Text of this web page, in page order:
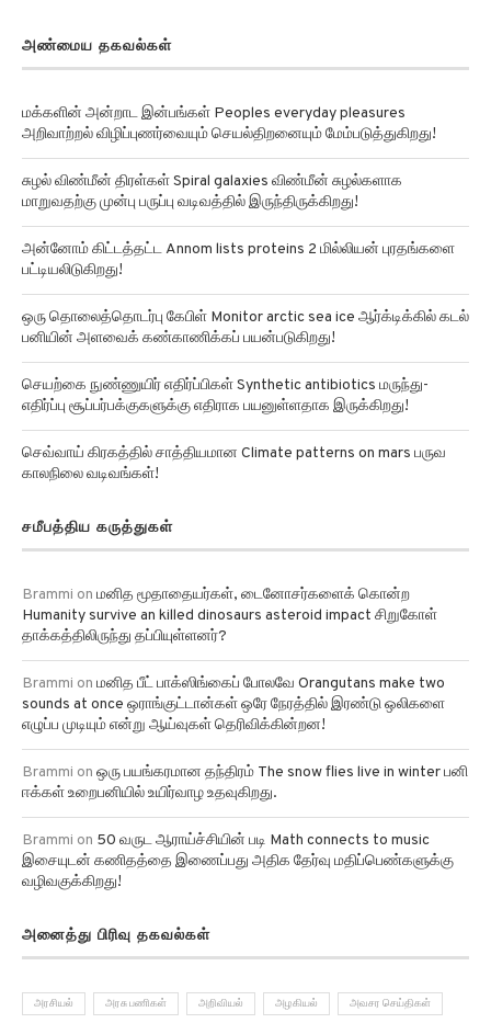
அண்மைய தகவல்கள்
மக்களின் அன்றாட இன்பங்கள் Peoples everyday pleasures
அறிவாற்றல் விழிப்புணர்வையும் செயல்திறனையும் மேம்படுத்துகிறது!
சுழல் விண்மீன் திரள்கள் Spiral galaxies விண்மீன் சுழல்களாக
மாறுவதற்கு முன்பு பருப்பு வடிவத்தில் இருந்திருக்கிறது!
அன்னோம் கிட்டத்தட்ட Annom lists proteins 2 மில்லியன் புரதங்களை
பட்டியலிடுகிறது!
ஒரு தொலைத்தொடர்பு கேபிள் Monitor arctic sea ice ஆர்க்டிக்கில் கடல்
பனியின் அளவைக் கண்காணிக்கப் பயன்படுகிறது!
செயற்கை நுண்ணுயிர் எதிர்ப்பிகள் Synthetic antibiotics மருந்து-
எதிர்ப்பு சூப்பர்பக்குகளுக்கு எதிராக பயனுள்ளதாக இருக்கிறது!
செவ்வாய் கிரகத்தில் சாத்தியமான Climate patterns on mars பருவ
காலநிலை வடிவங்கள்!
சமீபத்திய கருத்துகள்
Brammi
மனித மூதாதையர்கள், டைனோசர்களைக் கொன்ற
Humanity survive an killed dinosaurs asteroid impact சிறுகோள்
தாக்கத்திலிருந்து தப்பியுள்ளனர்?
Brammi
மனித பீட் பாக்ஸிங்கைப் போலவே Orangutans make two
sounds at once ஒராங்குட்டான்கள் ஒரே நேரத்தில் இரண்டு ஒலிகளை
எழுப்ப முடியும் என்று ஆய்வுகள் தெரிவிக்கின்றன!
Brammi
ஒரு பயங்கரமான தந்திரம் The snow flies live in winter பனி
ஈக்கள் உறைபனியில் உயிர்வாழ உதவுகிறது.
Brammi
50 வருட ஆராய்ச்சியின் படி Math connects to music
இசையுடன் கணிதத்தை இணைப்பது அதிக தேர்வு மதிப்பெண்களுக்கு
வழிவகுக்கிறது!
அனைத்து பிரிவு தகவல்கள்
அரசியல் அரசு பணிகள் அறிவியல் அழகியல் அவசர செய்திகள்